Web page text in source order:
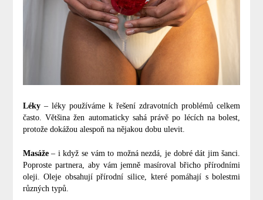
Léky– léky používáme k řešení zdravotních problémů celkem
často. Většina žen automaticky sahá právě po lécích na bolest,
protože dokážou alespoň na nějakou dobu ulevit.
Masáže– i když se vám to možná nezdá, je dobré dát jim šanci.
Poproste partnera, aby vám jemně masíroval břicho přírodními
oleji. Oleje obsahují přírodní silice, které pomáhají s bolestmi
různých typů.